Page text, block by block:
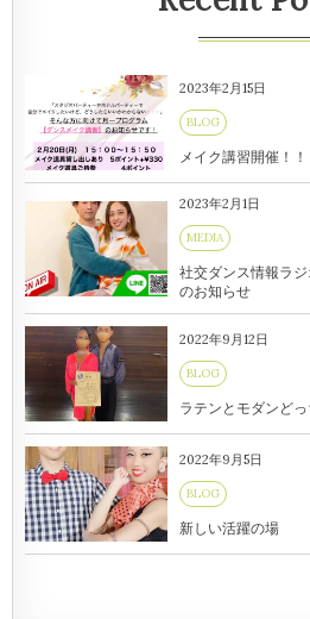
2023年2月15日
BLOG
メイク講習開催！！
2023年2月1日
MEDIA
社交ダンス情報ラ
のお知らせ
2022年9月12日
BLOG
ラテンとモダンど
2022年9月5日
BLOG
新しい活躍の場